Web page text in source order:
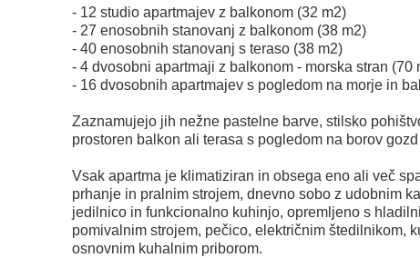
- 12 studio apartmajev z balkonom (32 m2)
- 27 enosobnih stanovanj z balkonom (38 m2)
- 40 enosobnih stanovanj s teraso (38 m2)
- 4 dvosobni apartmaji z balkonom - morska stran (70
- 16 dvosobnih apartmajev s pogledom na morje in
Zaznamujejo jih nežne pastelne barve, stilsko
prostoren balkon ali terasa s pogledom na borov
Vsak apartma je klimatiziran in obsega eno ali več
prhanje in pralnim strojem, dnevno sobo z udobnim
jedilnico in funkcionalno kuhinjo, opremljeno s
pomivalnim strojem, pečico, električnim štedilnikom,
osnovnim kuhalnim priborom.